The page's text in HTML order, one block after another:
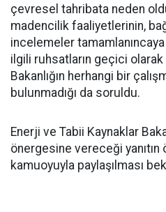
çevresel tahribata neden
madencilik faaliyetlerinin,
incelemeler
ilgili ruhsatların geçici olarak
Bakanlığın herhangi bir
bulunmadığı da soruldu.
Enerji ve Tabii Kaynaklar
önergesine vereceği
kamuoyuyla paylaşılması